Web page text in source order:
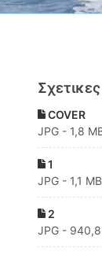
COVER
JPG - 1,8
1
JPG - 1,1 MB
2
JPG - 940,8